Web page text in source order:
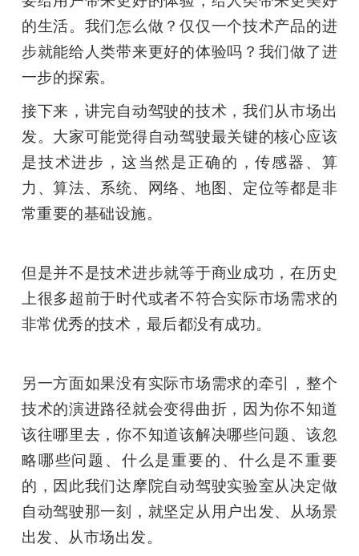
的生活。我们怎么做？仅仅一个技术产品的进
步就能给人类带来更好的体验吗？我们做了进
一步的探索。
接下来，讲完自动驾驶的技术，我们从市场出
发。大家可能觉得自动驾驶最关键的核心应该
是技术进步，这当然是正确的，传感器、算
力、算法、系统、网络、地图、定位等都是非
常重要的基础设施。
但是并不是技术进步就等于商业成功，在历史
上很多超前于时代或者不符合实际市场需求的
非常优秀的技术，最后都没有成功。
另一方面如果没有实际市场需求的牵引，整个
技术的演进路径就会变得曲折，因为你不知道
该往哪里去，你不知道该解决哪些问题、该忽
略哪些问题、什么是重要的、什么是不重要
的，因此我们达摩院自动驾驶实验室从决定做
自动驾驶那一刻，就坚定从用户出发、从场景
出发、从市场出发。